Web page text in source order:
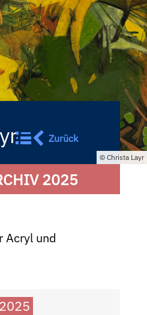
Zurück
2025
Christa Layr
Acryl und
2025